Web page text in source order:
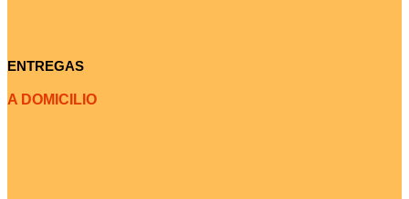
ENTREGAS
A DOMICILIO